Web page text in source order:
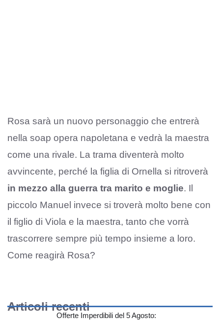
Rosa sarà un nuovo personaggio che entrerà
nella soap opera napoletana e vedrà la maestra
come una rivale. La trama diventerà molto
avvincente, perché la figlia di Ornella si ritroverà
in mezzo alla guerra tra marito e moglie. Il
piccolo Manuel invece si troverà molto bene con
il figlio di Viola e la maestra, tanto che vorrà
trascorrere sempre più tempo insieme a loro.
Come reagirà Rosa?
Articoli recenti
Offerte Imperdibili del 5 Agosto: